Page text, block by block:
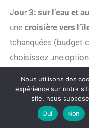
Jour 3: sur l’eau et
une croisière vers
tchanquées (budget
choisissez une
selon la météo. En
nocturneou un
Nous utilisons des
expérience sur notre
site, nous
Oui
Non